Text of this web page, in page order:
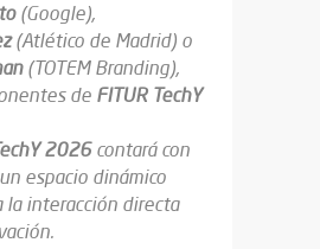
(Google),
(Atlético de Madrid) o
(TOTEM Branding),
de FITUR TechY
2026contará con
espacio dinámico
la interacción directa